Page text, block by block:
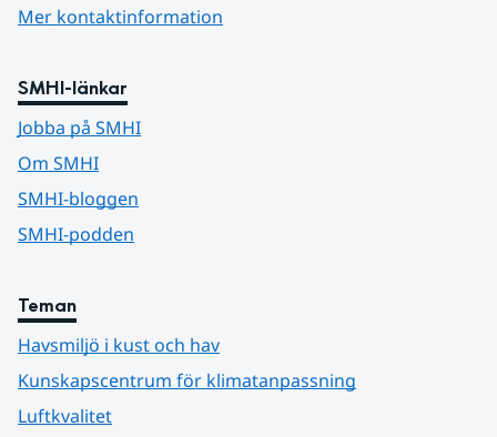
Mer kontaktinformation
SMHI-länkar
Jobba på SMHI
Om SMHI
SMHI-bloggen
SMHI-podden
Teman
Havsmiljö i kust och hav
Kunskapscentrum för klimatanpassning
Luftkvalitet